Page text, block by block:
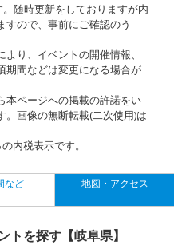
随時更新をしておりますが内
ので、事前にご確認のう
り、イベントの開催情報、
期間などは変更になる場合が
ページへの掲載の許諾をい
。画像の無断転載(二次使用)は
内税表示です。
など 地図・アクセス
トを探す【岐阜県】